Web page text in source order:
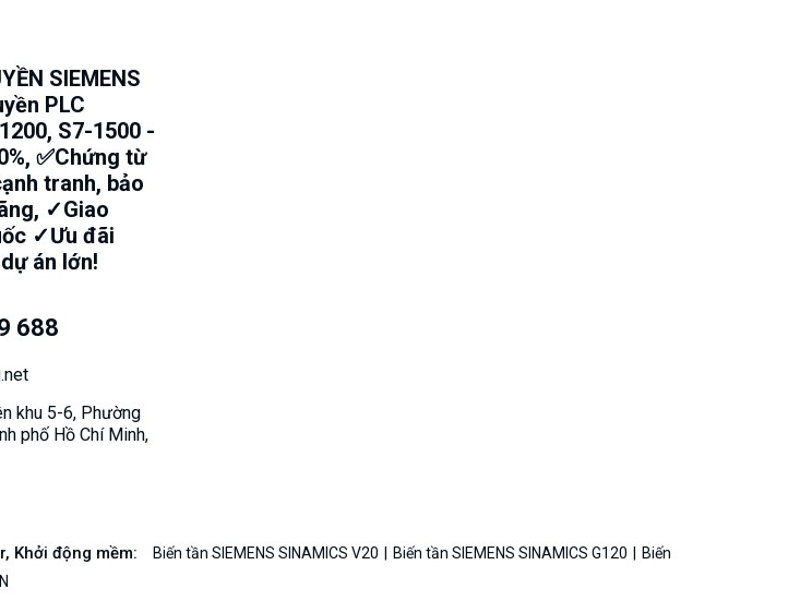
SIEMENS
PLC
S7-1500 -
✅Chứng từ
tranh, bảo
✓Giao
✓Ưu đãi
án lớn!
688
khu 5-6, Phường
phố Hồ Chí Minh,
Khởi động mềm: Biến tần SIEMENS SINAMICS V20 Biến tần SIEMENS SINAMICS G120
Biến